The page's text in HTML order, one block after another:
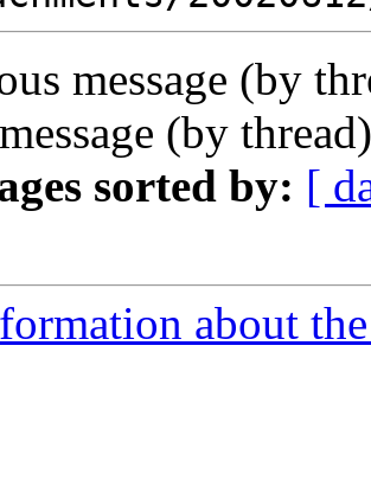
message (by
(by
sorted by: [
about